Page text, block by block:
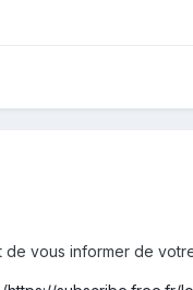
de vous informer de